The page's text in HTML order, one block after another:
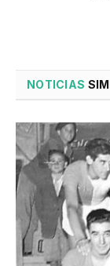
NOTICIAS